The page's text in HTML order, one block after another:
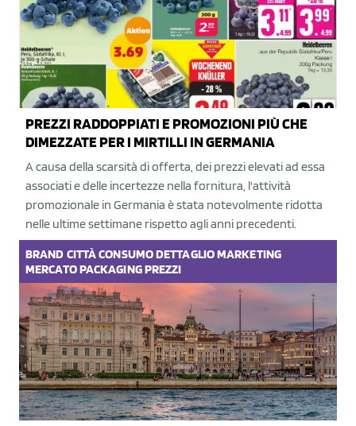
PREZZI RADDOPPIATI E PROMOZIONI PIÙ CHE
DIMEZZATE PER I MIRTILLI IN GERMANIA
A causa della scarsità di offerta, dei prezzi elevati ad essa
associati e delle incertezze nella fornitura, l'attività
promozionale in Germania è stata notevolmente ridotta
nelle ultime settimane rispetto agli anni precedenti.
BRAND CITTÀCONSUMODETTAGLIOMARKETING
MERCATOPACKAGINGPREZZI